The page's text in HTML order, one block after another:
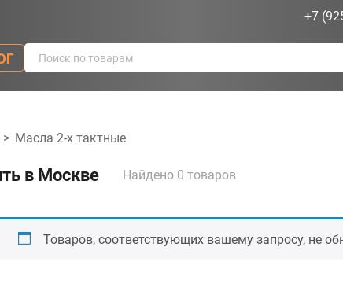
+7
> Масла 2-х тактные
в Москве Найдено 0 товаров
Товаров, соответствующих вашему запросу, не